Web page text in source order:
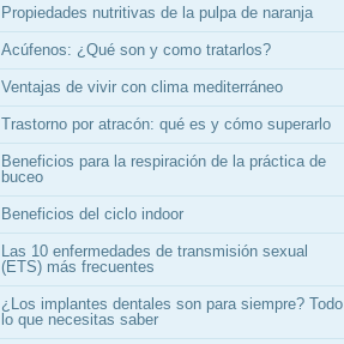
Propiedades nutritivas de la pulpa de naranja
Acúfenos: ¿Qué son y como tratarlos?
Ventajas de vivir con clima mediterráneo
Trastorno por atracón: qué es y cómo superarlo
Beneficios para la respiración de la práctica de
buceo
Beneficios del ciclo indoor
Las 10 enfermedades de transmisión sexual
(ETS) más frecuentes
¿Los implantes dentales son para siempre? Todo
lo que necesitas saber